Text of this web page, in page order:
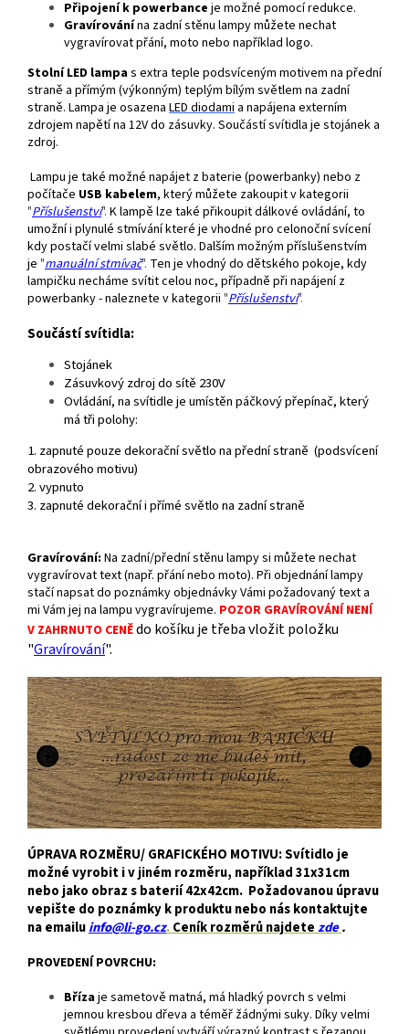
Připojení k powerbance je možné pomocí redukce.
Gravírovánína zadní stěnu lampy můžete nechat
vygravírovat přání, moto nebo například logo.
Stolní LED lampas extra teple podsvíceným motivem na přední
straně a přímým (výkonným) teplým bílým světlem na zadní
straně. Lampa je osazena LEDdiodami a napájena externím
zdrojem napětí na 12V do zásuvky. Součástí svítidla je stojánek a
zdroj.
Lampu je také možné napájet z baterie (powerbanky) nebo z
počítače USB kabelem, který můžete zakoupit v kategorii
"Příslušenství". K lampě lze také přikoupit dálkové ovládání, to
umožní i plynulé stmívání které je vhodné pro celonoční svícení
kdy postačí velmi slabé světlo. Dalším možným příslušenstvím
je "manuální stmívač". Ten je vhodný do dětského pokoje, kdy
lampičku necháme svítit celou noc, případně při napájení z
powerbanky - naleznete v kategorii "Příslušenství".
Součástí svítidla:
Stojánek
Zásuvkový zdroj do sítě 230V
Ovládání, na svítidle je umístěn páčkový přepínač, který
má tři polohy:
1. zapnuté pouze dekorační světlo na přední straně (podsvícení
obrazového motivu)
2. vypnuto
3. zapnuté dekorační i přímé světlo na zadní straně
Gravírování: Na zadní/přední stěnu lampy si můžete nechat
vygravírovat text (např. přání nebo moto). Při objednání lampy
stačí napsat do poznámky objednávky Vámi požadovaný text a
mi Vám jej na lampu vygravírujeme. POZOR GRAVÍROVÁNÍ NENÍ
V ZAHRNUTO CENĚdo košíku je třeba vložit položku
"Gravírování".
ÚPRAVA ROZMĚRU/ GRAFICKÉHO MOTIVU: Svítidlo je
možné vyrobit i v jiném rozměru, například 31x31cm
nebo jako obraz s baterií 42x42cm. Požadovanou úpravu
vepište do poznámky k produktu nebo nás kontaktujte
na emailuinfo@li-go.cz.Ceník rozměrů najdetezde.
PROVEDENÍ POVRCHU:
Břízaje sametově matná, má hladký povrch s velmi
jemnou kresbou dřeva a téměř žádnými suky. Díky velmi